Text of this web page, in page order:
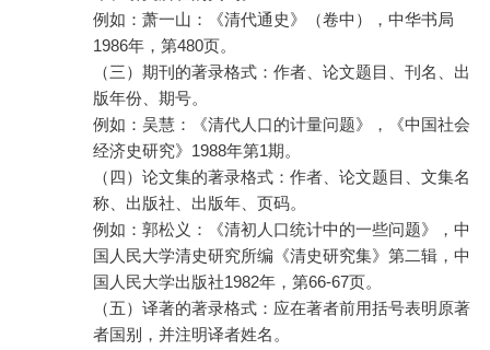
例如：萧一山：《清代通史》（卷中），中华书局
1986年，第480页。
（三）期刊的著录格式：作者、论文题目、刊名、出
版年份、期号。
例如：吴慧：《清代人口的计量问题》，《中国社会
经济史研究》1988年第1期。
（四）论文集的著录格式：作者、论文题目、文集名
称、出版社、出版年、页码。
例如：郭松义：《清初人口统计中的一些问题》，中
国人民大学清史研究所编《清史研究集》第二辑，中
国人民大学出版社1982年，第66-67页。
（五）译著的著录格式：应在著者前用括号表明原著
者国别，并注明译者姓名。